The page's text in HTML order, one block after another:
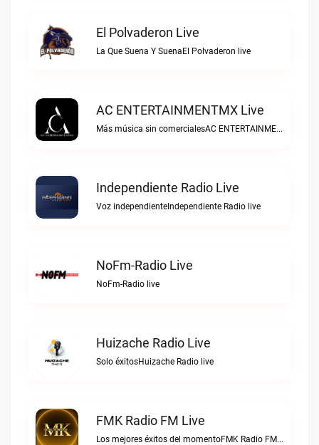
El Polvaderon Live
La Que Suena Y SuenaEl Polvaderon live
AC ENTERTAINMENTMX Live
Más música sin comercialesAC ENTERTAINMENTMX live
Independiente Radio Live
Voz independienteIndependiente Radio live
NoFm-Radio Live
NoFm-Radio live
Huizache Radio Live
Solo éxitosHuizache Radio live
FMK Radio FM Live
Los mejores éxitos del momentoFMK Radio FM live